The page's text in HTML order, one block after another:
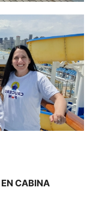
CABINA